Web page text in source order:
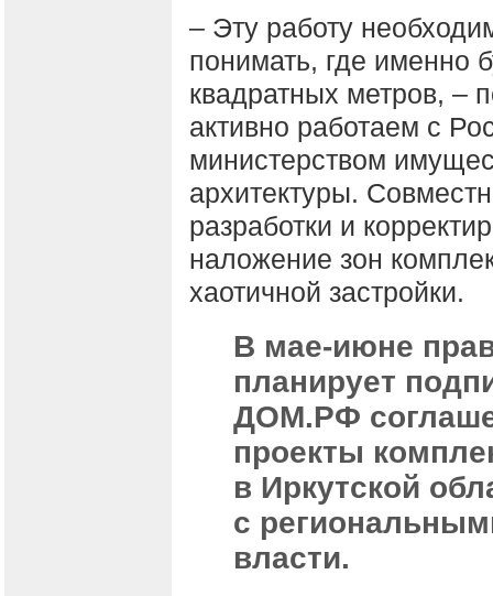
– Эту работу
понимать, где именно
квадратных метров, –
активно работаем с
министерством
архитектуры.
разработки и
наложение зон
хаотичной застройки.
В мае-июне
планирует
ДОМ.РФ
проекты
в Иркутской
с
власти.